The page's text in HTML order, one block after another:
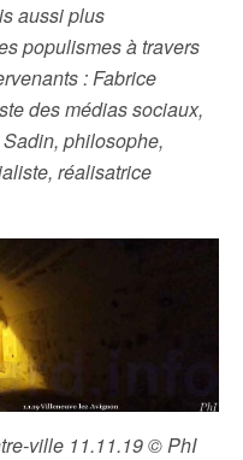
aussi plus
populismes à travers
: Fabrice
des médias sociaux,
philosophe,
réalisatrice
ville 11.11.19 © PhI